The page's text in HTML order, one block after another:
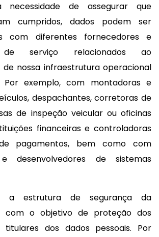
de assegurar que
cumpridos, dados podem ser
com diferentes fornecedores e
de serviço relacionados ao
nossa infraestrutura operacional
Por exemplo, com montadoras e
despachantes, corretoras de
de inspeção veicular ou oficinas
financeiras e controladoras
pagamentos, bem como com
desenvolvedores de sistemas
a estrutura de segurança da
com o objetivo de proteção dos
titulares dos dados pessoais. Por